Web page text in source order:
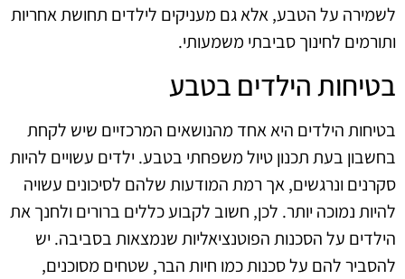
לשמירה על הטבע, אלא גם מעניקים לילדים תחושת אחריות
ותורמים לחינוך סביבתי משמעותי.
בטיחות הילדים בטבע
בטיחות הילדים היא אחד מהנושאים המרכזיים שיש לקחת
בחשבון בעת תכנון טיול משפחתי בטבע. ילדים עשויים להיות
סקרנים ונרגשים, אך רמת המודעות שלהם לסיכונים עשויה
להיות נמוכה יותר. לכן, חשוב לקבוע כללים ברורים ולחנך את
הילדים על הסכנות הפוטנציאליות שנמצאות בסביבה. יש
להסביר להם על סכנות כמו חיות הבר, שטחים מסוכנים,